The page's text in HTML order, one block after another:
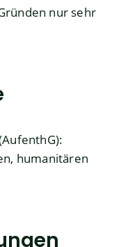
nur sehr
humanitären